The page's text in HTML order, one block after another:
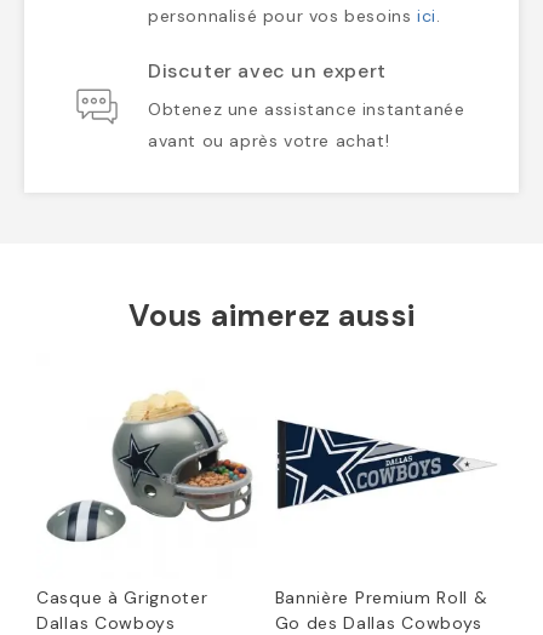
personnalisé pour vos besoinsici.
Discuter avec un expert
Obtenez une assistance instantanée
avant ou après votre achat!
Vous aimerez aussi
Casque à Grignoter
Dallas Cowboys
Bannière Premium Roll &
Go des Dallas Cowboys